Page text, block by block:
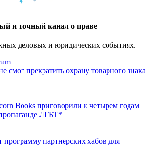
и точный канал о праве
деловых и юридических событиях.
смог прекратить охрану товарного знака
Books приговорили к четырем годам
ЛГБТ*
программу партнерских хабов для